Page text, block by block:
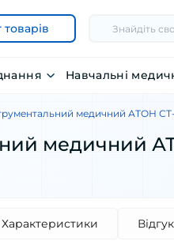
товарів
Навчальні
медичний АТОН
медичний
Характеристики